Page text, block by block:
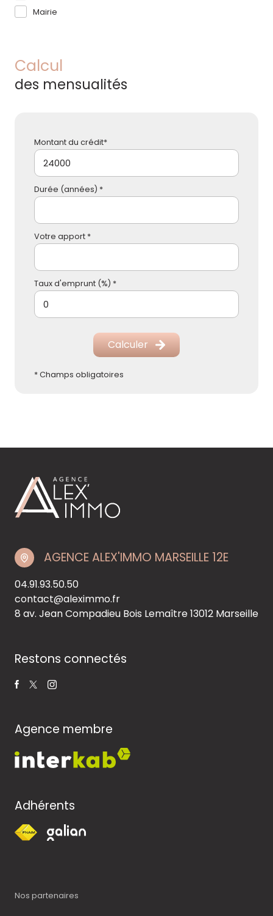
Mairie
Calcul
des mensualités
Montant du crédit*
Durée (années) *
Votre apport *
Taux d'emprunt (%) *
Calculer
* Champs obligatoires
AGENCE ALEX'IMMO MARSEILLE 12E
04.91.93.50.50
contact@aleximmo.fr
8 av. Jean Compadieu Bois Lemaître13012 Marseille
Restons connectés
Agence membre
Adhérents
Nos partenaires